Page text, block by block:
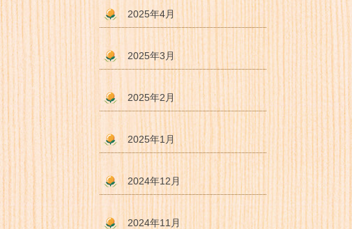
2025年4月
2025年3月
2025年2月
2025年1月
2024年12月
2024年11月